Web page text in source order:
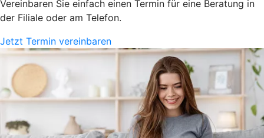
Vereinbaren Sie einfach einen Termin für eine Beratung in
der Filiale oder am Telefon.
Jetzt Termin vereinbaren